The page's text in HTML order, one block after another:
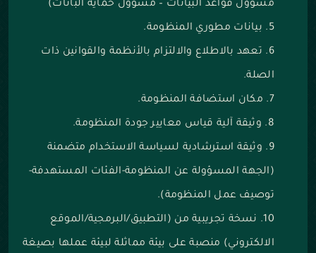
مسؤول قواعد البيانات – مسؤول حماية البانات)
بيانات مطوري المنظومة.
تعهد بالاطلاع والالتزام بالأنظمة والقوانين ذات
الصلة.
مكان استضافة المنظومة.
وثيقة آلية قياس معايير جودة المنظومة.
وثيقة استرشادية لسياسة الاستخدام متضمنة
(الجهة المسؤولة عن المنظومة-الفئات المستهدفة-
توصيف عمل المنظومة).
نسخة تجريبية من (التطبيق/البرمجية/الموقع
الالكتروني) منصبة على بيئة مماثلة لبيئة عملها بصيغة